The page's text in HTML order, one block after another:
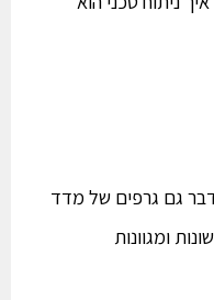
גם גרפים של מדד
מניות שונות ומגוונות